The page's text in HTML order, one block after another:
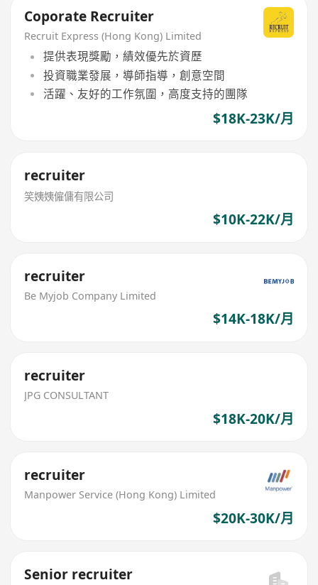
Coporate Recruiter
Recruit Express (Hong Kong) Limited
提供表現獎勵，績效優先於資歷
投資職業發展，導師指導，創意空間
活躍、友好的工作氛圍，高度支持的團隊
$18K-23K/月
recruiter
笑姨姨僱傭有限公司
$10K-22K/月
recruiter
Be Myjob Company Limited
$14K-18K/月
recruiter
JPG CONSULTANT
$18K-20K/月
recruiter
Manpower Service (Hong Kong) Limited
$20K-30K/月
Senior recruiter